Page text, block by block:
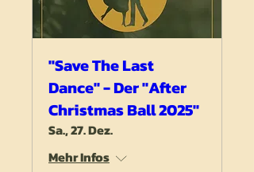
"Save The Last
Dance" - Der "After
Christmas Ball 2025"
Sa., 27. Dez.
Mehr Infos